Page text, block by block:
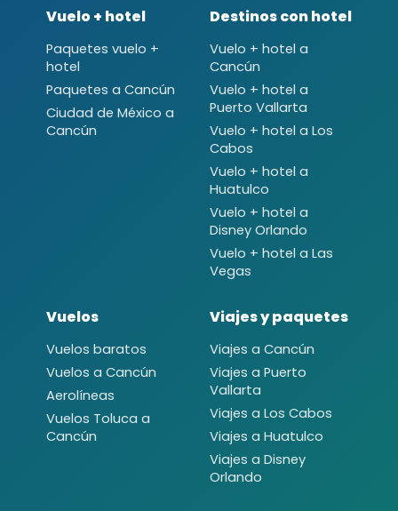
Vuelo + hotel
Paquetes vuelo +
hotel
Paquetes a Cancún
Ciudad de México a
Cancún
Destinos con hotel
Vuelo + hotel a
Cancún
Vuelo + hotel a
Puerto Vallarta
Vuelo + hotel a Los
Cabos
Vuelo + hotel a
Huatulco
Vuelo + hotel a
Disney Orlando
Vuelo + hotel a Las
Vegas
Vuelos
Vuelos baratos
Vuelos a Cancún
Aerolíneas
Vuelos Toluca a
Cancún
Viajes y paquetes
Viajes a Cancún
Viajes a Puerto
Vallarta
Viajes a Los Cabos
Viajes a Huatulco
Viajes a Disney
Orlando